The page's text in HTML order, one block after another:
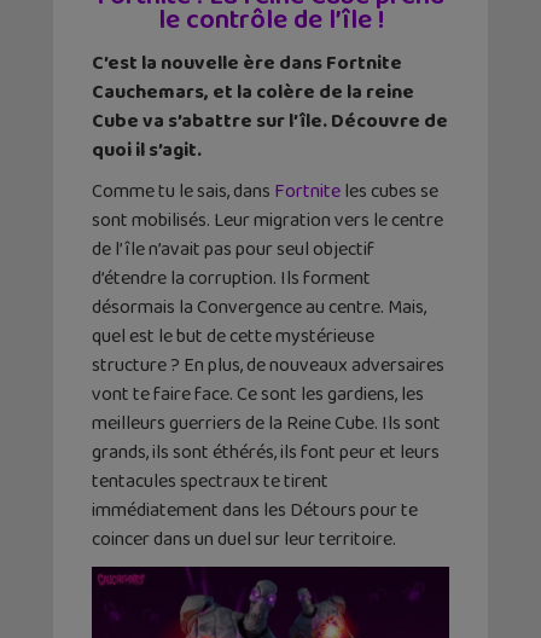
le contrôle de l’île !
C’est la nouvelle ère dans Fortnite
Cauchemars, et la colère de la reine
Cube va s’abattre sur l’île. Découvre de
quoi il s’agit.
Comme tu le sais, dans Fortniteles cubes se
sont mobilisés. Leur migration vers le centre
de l’île n’avait pas pour seul objectif
d’étendre la corruption. Ils forment
désormais la Convergence au centre. Mais,
quel est le but de cette mystérieuse
structure ? En plus, de nouveaux adversaires
vont te faire face. Ce sont les gardiens, les
meilleurs guerriers de la Reine Cube. Ils sont
grands, ils sont éthérés, ils font peur et leurs
tentacules spectraux te tirent
immédiatement dans les Détours pour te
coincer dans un duel sur leur territoire.